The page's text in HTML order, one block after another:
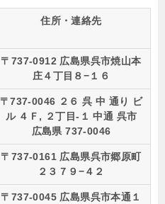
住所・連絡先
〒737-0912 広島県呉市焼山本
庄４丁目８−１６
〒737-0046 ２６ 呉 中 通り ビ
ル ４Ｆ, ２丁目-１ 中通 呉市
広島県 737-0046
〒737-0161 広島県呉市郷原町
２３７９−４２
〒737-0045 広島県呉市本通１